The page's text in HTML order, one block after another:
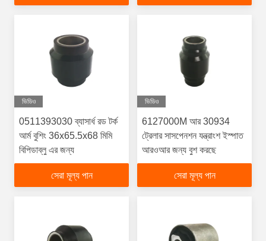
ভিডিও
0511393030 ব্যাসার্ধ রড টর্ক
আর্ম বুশিং 36x65.5x68 মিমি
বিপিডাব্লু এর জন্য
সেরা মূল্য পান
ভিডিও
6127000M আর 30934
ট্রেলার সাসপেনশন যন্ত্রাংশ ইস্পাত
আরওআর জন্য বুশ করছে
সেরা মূল্য পান